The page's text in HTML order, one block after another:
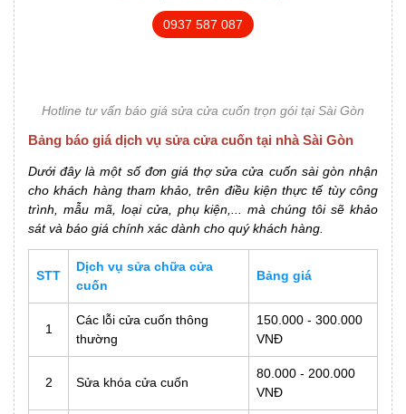
0937 587 087
Hotline tư vấn báo giá sửa cửa cuốn trọn gói tại Sài Gòn
Bảng báo giá dịch vụ sửa cửa cuốn tại nhà Sài Gòn
Dưới đây là một số đơn giá thợ sửa cửa cuốn sài gòn nhận
cho khách hàng tham khảo, trên điều kiện thực tế tùy công
trình, mẫu mã, loại cửa, phụ kiện,... mà chúng tôi sẽ khảo
sát và báo giá chính xác dành cho quý khách hàng.
STT
Dịch vụ sửa chữa cửa
cuốn
Bảng giá
1
Các lỗi cửa cuốn thông
thường
150.000 - 300.000
VNĐ
2 Sửa khóa cửa cuốn
80.000 - 200.000
VNĐ